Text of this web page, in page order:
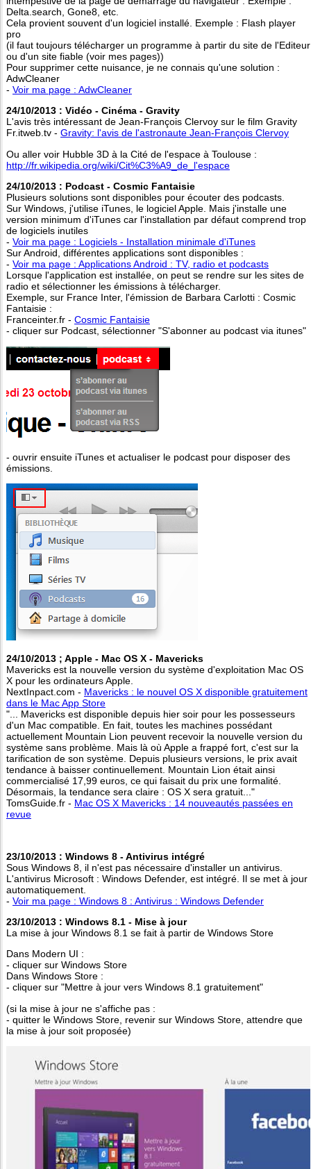
Delta.search, Gone8, etc.
Cela provient souvent d'un logiciel installé. Exemple : Flash player
pro
(il faut toujours télécharger un programme à partir du site de l'Editeur
ou d'un site fiable (voir mes pages))
Pour supprimer cette nuisance, je ne connais qu'une solution :
AdwCleaner
- Voir ma page : AdwCleaner
24/10/2013 : Vidéo - Cinéma - Gravity
L'avis très intéressant de Jean-François Clervoy sur le film Gravity
Fr.itweb.tv - Gravity: l'avis de l'astronaute Jean-François Clervoy
Ou aller voir Hubble 3D à la Cité de l'espace à Toulouse :
http://fr.wikipedia.org/wiki/Cit%C3%A9_de_l'espace
24/10/2013 : Podcast - Cosmic Fantaisie
Plusieurs solutions sont disponibles pour écouter des podcasts.
Sur Windows, j'utilise iTunes, le logiciel Apple. Mais j'installe une
version minimum d'iTunes car l'installation par défaut comprend trop
de logiciels inutiles
- Voir ma page : Logiciels - Installation minimale d'iTunes
Sur Android, différentes applications sont disponibles :
- Voir ma page : Applications Android : TV, radio et podcasts
Lorsque l'application est installée, on peut se rendre sur les sites de
radio et sélectionner les émissions à télécharger.
Exemple, sur France Inter, l'émission de Barbara Carlotti : Cosmic
Fantaisie :
Franceinter.fr - Cosmic Fantaisie
- cliquer sur Podcast, sélectionner "S'abonner au podcast via itunes"
- ouvrir ensuite iTunes et actualiser le podcast pour disposer des
émissions.
24/10/2013 ; Apple - Mac OS X - Mavericks
Mavericks est la nouvelle version du système d'exploitation Mac OS
X pour les ordinateurs Apple.
NextInpact.com - Mavericks : le nouvel OS X disponible gratuitement
dans le Mac App Store
"... Mavericks est disponible depuis hier soir pour les possesseurs
d'un Mac compatible. En fait, toutes les machines possédant
actuellement Mountain Lion peuvent recevoir la nouvelle version du
système sans problème. Mais là où Apple a frappé fort, c'est sur la
tarification de son système. Depuis plusieurs versions, le prix avait
tendance à baisser continuellement. Mountain Lion était ainsi
commercialisé 17,99 euros, ce qui faisait du prix une formalité.
Désormais, la tendance sera claire : OS X sera gratuit..."
TomsGuide.fr - Mac OS X Mavericks : 14 nouveautés passées en
revue
23/10/2013 : Windows 8 - Antivirus intégré
Sous Windows 8, il n'est pas nécessaire d'installer un antivirus.
L'antivirus Microsoft : Windows Defender, est intégré. Il se met à jour
automatiquement.
- Voir ma page : Windows 8 : Antivirus : Windows Defender
23/10/2013 : Windows 8.1 - Mise à jour
La mise à jour Windows 8.1 se fait à partir de Windows Store
Dans Modern UI :
- cliquer sur Windows Store
Dans Windows Store :
- cliquer sur "Mettre à jour vers Windows 8.1 gratuitement"
(si la mise à jour ne s'affiche pas :
- quitter le Windows Store, revenir sur Windows Store, attendre que
la mise à jour soit proposée)